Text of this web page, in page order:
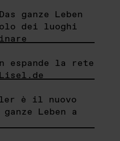
ganze Leben
dei luoghi
espande la rete
è il nuovo
Leben a